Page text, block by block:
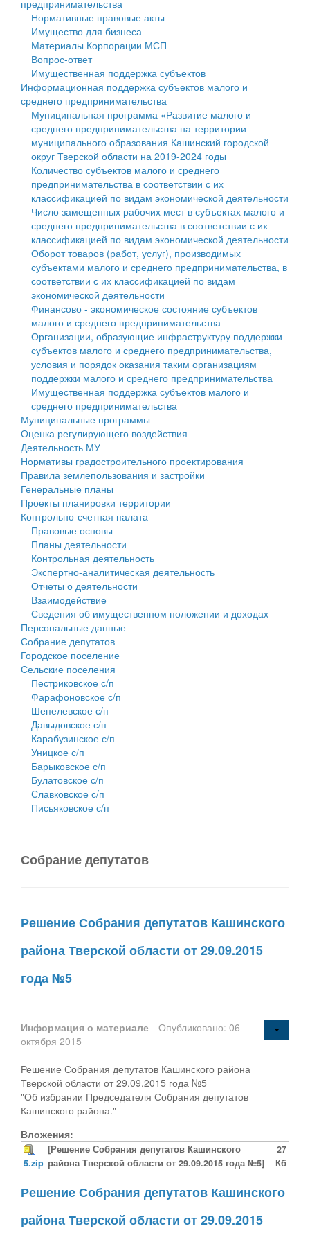
Государственные услуги
Промышленность и АПК
Экономика и бизнес
...
Символика
Устав
Гостям округа
Туризм
Культура
Образование
Здравоохранение
Социальная защита
Фотоальбом
муниципального округа Тверской области
Администрация Кашинского муниципального округа
Тверской области
Управление сельскими территориями
Открытые данные
Работа с обращениями граждан
Муниципальный контроль
Муниципальные услуги
Проекты административных регламентов
Антимонопольный комплаенс
Противодействие коррупции
Финансовое управление
Бюджет для граждан
Имущество
Выявление правообладателей ранее учтенных
объектов недвижимости
Имущественная поддержка субъектов малого и
среднего предпринимательства
Информационная поддержка субъектов малого и
среднего предпринимательства
Муниципальные программы
Контрольно-счетная палата
Персональные данные
Оценка регулирующего воздействия
Деятельность МУ
Нормативы градостроительного проектирования
Правила землепользования и застройки
Генеральные планы
Проекты планировки территории
Собрание депутатов
Городское поселение
Сельские поселения
предпринимательства
Нормативные правовые акты
Имущество для бизнеса
Материалы Корпорации МСП
Вопрос-ответ
Имущественная поддержка субъектов
Информационная поддержка субъектов малого и
среднего предпринимательства
Муниципальная программа «Развитие малого и
среднего предпринимательства на территории
муниципального образования Кашинский городской
округ Тверской области на 2019-2024 годы
Количество субъектов малого и среднего
предпринимательства в соответствии с их
классификацией по видам экономической деятельности
Число замещенных рабочих мест в субъектах малого и
среднего предпринимательства в соответствии с их
классификацией по видам экономической деятельности
Оборот товаров (работ, услуг), производимых
субъектами малого и среднего предпринимательства, в
соответствии с их классификацией по видам
экономической деятельности
Финансово - экономическое состояние субъектов
малого и среднего предпринимательства
Организации, образующие инфраструктуру поддержки
субъектов малого и среднего предпринимательства,
условия и порядок оказания таким организациям
поддержки малого и среднего предпринимательства
Имущественная поддержка субъектов малого и
среднего предпринимательства
Муниципальные программы
Оценка регулирующего воздействия
Деятельность МУ
Нормативы градостроительного проектирования
Правила землепользования и застройки
Генеральные планы
Проекты планировки территории
Контрольно-счетная палата
Правовые основы
Планы деятельности
Контрольная деятельность
Экспертно-аналитическая деятельность
Отчеты о деятельности
Взаимодействие
Сведения об имущественном положении и доходах
Персональные данные
Собрание депутатов
Городское поселение
Сельские поселения
Пестриковское с/п
Фарафоновское с/п
Шепелевское с/п
Давыдовское с/п
Карабузинское с/п
Уницкое с/п
Барыковское с/п
Булатовское с/п
Славковское с/п
Письяковское с/п
Собрание депутатов
Решение Собрания депутатов Кашинского
района Тверской области от 29.09.2015
года №5
Информация о материале
Опубликовано: 06
октября 2015
Решение Собрания депутатов Кашинского района
Тверской области от 29.09.2015 года №5
"Об избрании Председателя Собрания депутатов
Кашинского района."
Вложения:
5.zip
[Решение Собрания депутатов Кашинского
района Тверской области от 29.09.2015 года №5]
27
Кб
Решение Собрания депутатов Кашинского
района Тверской области от 29.09.2015